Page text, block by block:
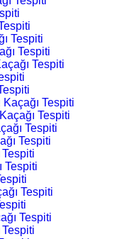
Tespiti
Tespiti
Tespiti
Tespiti
Tespiti
Tespiti
Tespiti
Tespiti
Tespiti
Tespiti
Tespiti